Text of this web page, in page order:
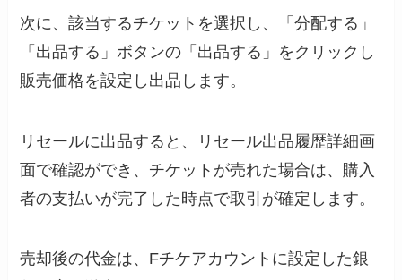
次に、該当するチケットを選択し、「分配する」
「出品する」ボタンの「出品する」をクリックし
販売価格を設定し出品します。
リセールに出品すると、リセール出品履歴詳細画
面で確認ができ、チケットが売れた場合は、購入
者の支払いが完了した時点で取引が確定します。
売却後の代金は、Fチケアカウントに設定した銀